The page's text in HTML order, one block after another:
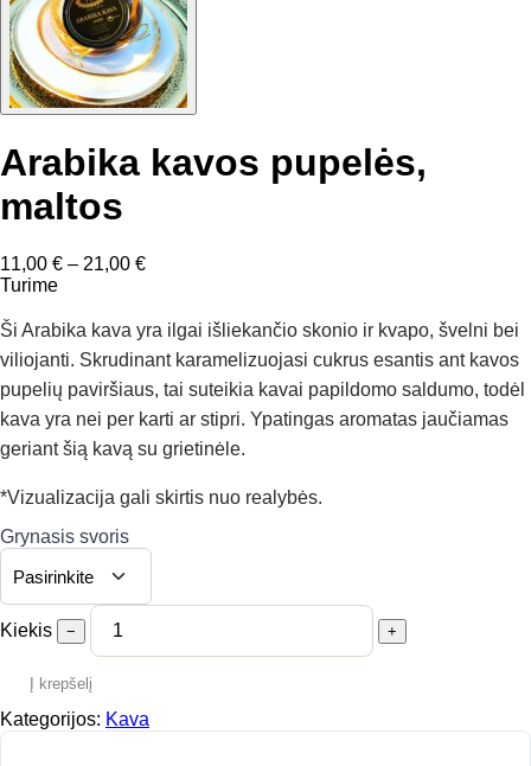
Arabika kavos pupelės,
maltos
11,00 € – 21,00 €Price
through
21,00 €
Turime
Ši Arabika kava yra ilgai išliekančio skonio ir kvapo, švelni bei
viliojanti. Skrudinant karamelizuojasi cukrus esantis ant kavos
pupelių paviršiaus, tai suteikia kavai papildomo saldumo, todėl
kava yra nei per karti ar stipri. Ypatingas aromatas jaučiamas
geriant šią kavą su grietinėle.
*Vizualizacija gali skirtis nuo realybės.
Grynasis svoris
Kiekis − +
Į krepšelį
Kategorijos: Kava